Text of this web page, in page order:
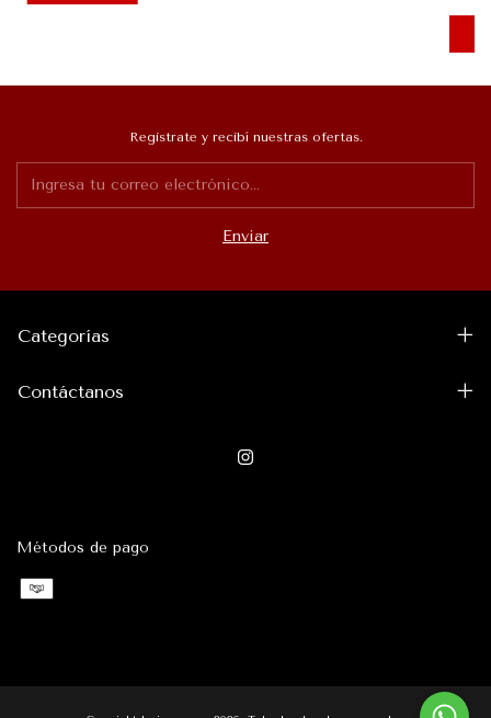
Registrate y recibí nuestras ofertas.
Categorías
Contáctanos
Métodos de pago